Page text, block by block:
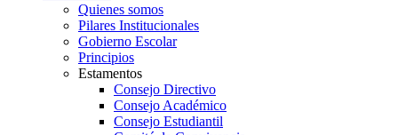
Quienes somos
Pilares Institucionales
Gobierno Escolar
Principios
Estamentos
Consejo Directivo
Consejo Académico
Consejo Estudiantil